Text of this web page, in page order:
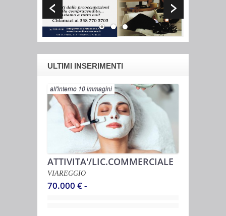
ULTIMI INSERIMENTI
all'interno 10 immagini
ATTIVITA'/LIC.COMMERCIALE
VIAREGGIO
70.000 € -